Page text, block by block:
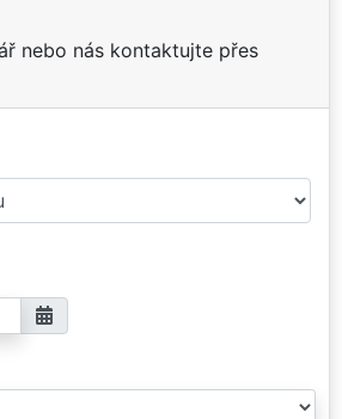
nebo nás kontaktujte přes